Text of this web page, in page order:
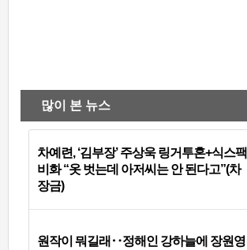
많이 본 뉴스
차예련, ‘김부장’ 주상욱 링거투혼+식스팩
비화 “옷 벗는데 아저씨는 안 된다고”(차
장금)
원작이 뭐길래‥정해인 강하늘에 장원영